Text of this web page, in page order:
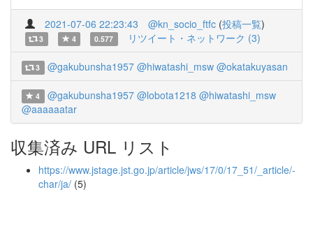
2021-07-06 22:23:43 @kn_socio_ftfc (投稿一覧)
3 4 0.577 リツイート・ネットワーク (3)
3 @gakubunsha1957 @hiwatashi_msw @okatakuyasan
4 @gakubunsha1957 @lobota1218 @hiwatashi_msw
@aaaaaatar
収集済み URL リスト
https://www.jstage.jst.go.jp/article/jws/17/0/17_51/_article/-
char/ja/ (5)